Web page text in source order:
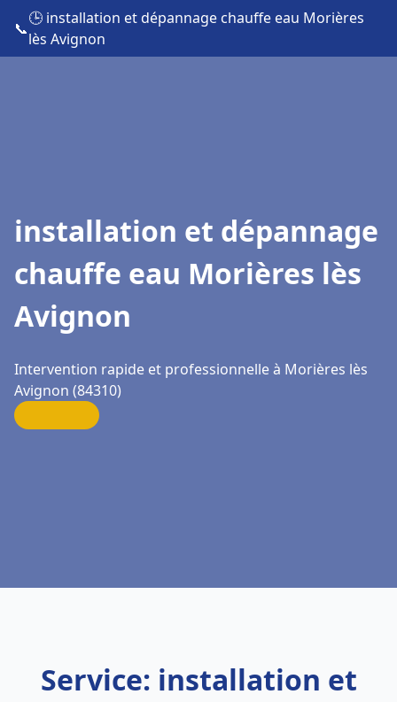
📞
🕒 installation et dépannage chauffe eau Morières
lès Avignon
installation et dépannage
chauffe eau Morières lès
Avignon
Intervention rapide et professionnelle à Morières lès
Avignon (84310)
Service: installation et